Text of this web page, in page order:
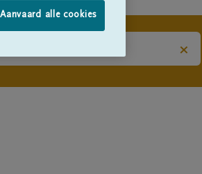
×
Aanvaard alle cookies